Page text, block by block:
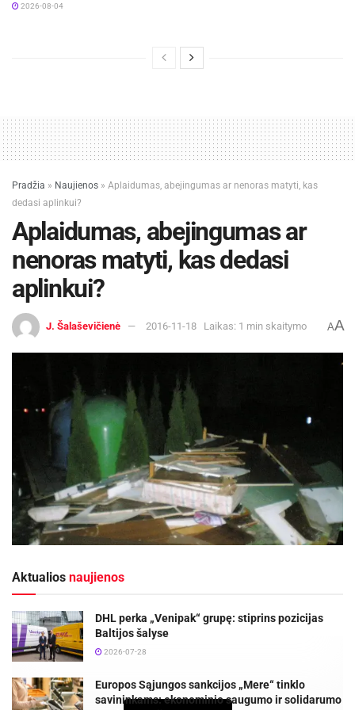
2026-08-04
Pradžia » Naujienos » Aplaidumas, abejingumas ar nenoras matyti, kas
dedasi aplinkui?
Aplaidumas, abejingumas ar
nenoras matyti, kas dedasi
aplinkui?
J. Šalaševičienė 2016-11-18 Laikas: 1 min skaitymo AA
Aktualios naujienos
DHL perka „Venipak“ grupę: stiprins pozicijas
Baltijos šalyse
2026-07-28
Europos Sąjungos sankcijos „Mere“ tinklo
savininkams: ekonominio saugumo ir solidarumo